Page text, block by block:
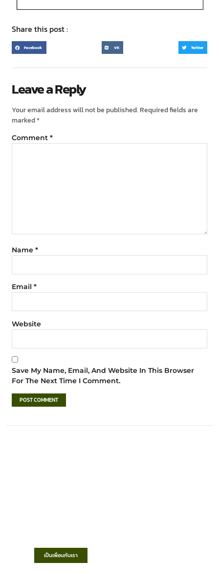
Share this post :
Facebook VK Twitter
Leave a Reply
Your email address will not be published. Required fields are
marked*
Comment *
Name *
Email *
Website
Save My Name, Email, And Website In This Browser
For The Next Time I Comment.
เป็นเพื่อนกับเรา